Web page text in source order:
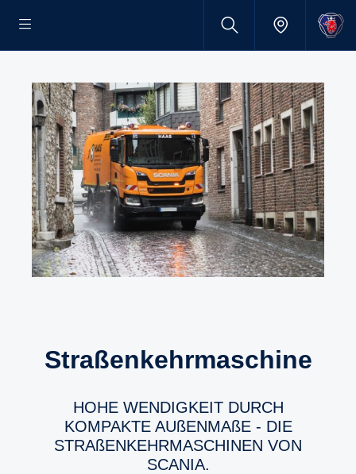
Straßenkehrmaschine
HOHE WENDIGKEIT DURCH
KOMPAKTE AUßENMAßE - DIE
STRAßENKEHRMASCHINEN VON
SCANIA.